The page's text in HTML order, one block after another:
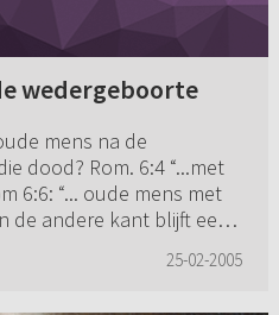
wedergeboorte
mens na de
dood? Rom. 6:4 “...met
6:6: “... oude mens met
de andere kant blijft een
25-02-2005